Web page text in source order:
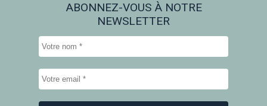
ABONNEZ-VOUS À NOTRE
NEWSLETTER